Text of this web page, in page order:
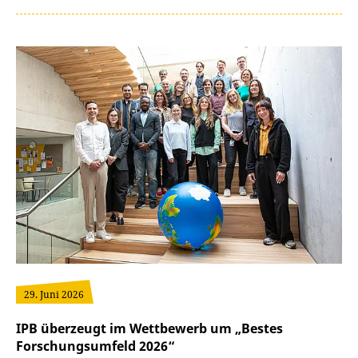
29. Juni 2026
IPB überzeugt im Wettbewerb um „Bestes
Forschungsumfeld 2026“